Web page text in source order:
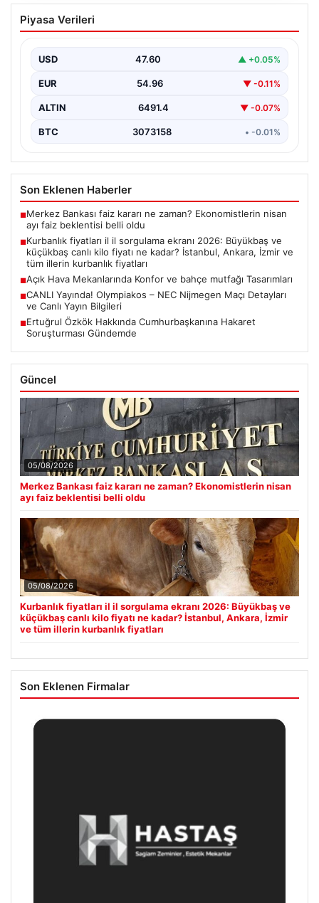
Kurbanlık fiyatları il il sorgulama ekranı
2026: Büyükbaş ve küçükbaş canlı kilo
ve tüm illerin kurbanlık fiyatları
Piyasa Verileri
USD 47.60 ▲ +0.05%
EUR 54.96 ▼ -0.11%
ALTIN 6491.4 ▼ -0.07%
BTC 3073158 • -0.01%
Son Eklenen Haberler
■Merkez Bankası faiz kararı ne zaman? Ekonomistlerin nisan
ayı faiz beklentisi belli oldu
■Kurbanlık fiyatları il il sorgulama ekranı 2026: Büyükbaş ve
küçükbaş canlı kilo fiyatı ne kadar? İstanbul, Ankara, İzmir ve
tüm illerin kurbanlık fiyatları
■Açık Hava Mekanlarında Konfor ve bahçe mutfağı Tasarımları
■CANLI Yayında! Olympiakos – NEC Nijmegen Maçı Detayları
ve Canlı Yayın Bilgileri
■Ertuğrul Özkök Hakkında Cumhurbaşkanına Hakaret
Soruşturması Gündemde
Güncel
05/08/2026
Merkez Bankası faiz kararı ne zaman? Ekonomistlerin nisan
ayı faiz beklentisi belli oldu
05/08/2026
Kurbanlık fiyatları il il sorgulama ekranı 2026: Büyükbaş ve
küçükbaş canlı kilo fiyatı ne kadar? İstanbul, Ankara, İzmir
ve tüm illerin kurbanlık fiyatları
Son Eklenen Firmalar